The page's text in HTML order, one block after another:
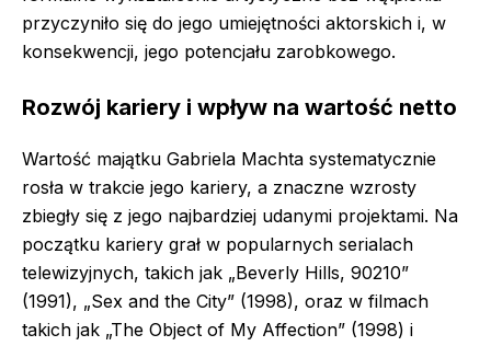
przyczyniło się do jego umiejętności aktorskich i, w
konsekwencji, jego potencjału zarobkowego.
Rozwój kariery i wpływ na wartość netto
Wartość majątku Gabriela Machta systematycznie
rosła w trakcie jego kariery, a znaczne wzrosty
zbiegły się z jego najbardziej udanymi projektami. Na
początku kariery grał w popularnych serialach
telewizyjnych, takich jak „Beverly Hills, 90210”
(1991), „Sex and the City” (1998), oraz w filmach
takich jak „The Object of My Affection” (1998) i